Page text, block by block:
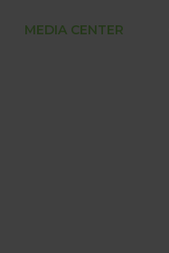
MEDIA CENTER